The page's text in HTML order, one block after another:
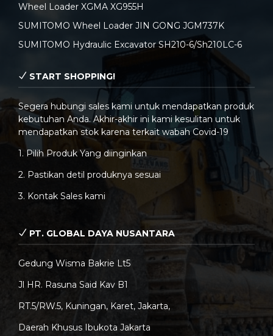
Wheel Loader XGMA XG955H
SUMITOMO Wheel Loader JIN GONG JGM737K
SUMITOMO Hydraulic Excavator SH210-6/Sh210LC-6
START SHOPPING!
Segera hubungi sales kami untuk mendapatkan produk
kebutuhan Anda. Akhir-akhir ini kami kesulitan untuk
mendapatkan stok karena terkait wabah Covid-19
1. Pilih Produk Yang diinginkan
2. Pastikan detil produknya sesuai
3. Kontak Sales kami
PT. GLOBAL DAYA NUSANTARA
Gedung Wisma Bakrie Lt5
Jl HR. Rasuna Said Kav B1
RT.5/RW.5, Kuningan, Karet, Jakarta,
Daerah Khusus Ibukota Jakarta